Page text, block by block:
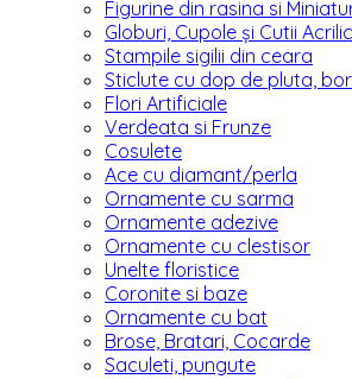
Figurine din rasina si
Globuri, Cupole și Cutii
Stampile sigilii din ceara
Sticlute cu dop de pluta,
Flori Artificiale
Verdeata si Frunze
Cosulete
Ace cu diamant/perla
Ornamente cu sarma
Ornamente adezive
Ornamente cu clestisor
Unelte floristice
Coronite si baze
Ornamente cu bat
Brose, Bratari, Cocarde
Saculeti, pungute